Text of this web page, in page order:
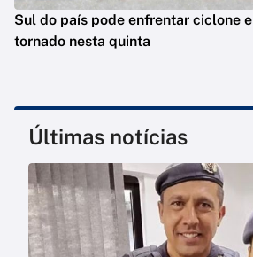
Sul do país pode enfrentar ciclone e
tornado nesta quinta
Últimas notícias